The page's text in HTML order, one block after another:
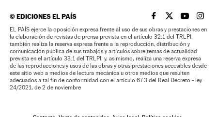
©EDICIONES EL PAÍS EL PAÍS BRASIL EN
EL PAÍSEL PAÍS
EL
EL PAÍS ejerce la oposición expresa frente al uso de sus obras y prestaciones en
la elaboración de revistas de prensa prevista en el artículo 32.1 del TRLPI;
también realiza la reserva expresa frente a la reproducción, distribución y
comunicación pública de sus trabajos y artículos sobre temas de actualidad
prevista en el artículo 33.1 del TRLPI; y, asimismo, realiza una reserva expresa
de las reproducciones y usos de las obras y otras prestaciones accesibles desde
este sitio web a medios de lectura mecánica u otros medios que resulten
adecuados a tal fin de conformidad con el artículo 67.3 del Real Decreto - ley
24/2021, de 2 de noviembre